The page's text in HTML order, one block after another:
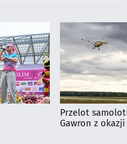
Przelot
Gawron z